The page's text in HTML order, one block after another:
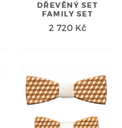
DŘEVĚNÝ SET
FAMILY SET
2 720 Kč